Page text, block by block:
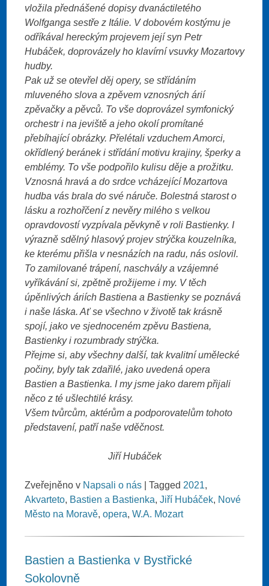
vložila přednášené dopisy dvanáctiletého
Wolfganga sestře z Itálie. V dobovém kostýmu je
odříkával hereckým projevem její syn Petr
Hubáček, doprovázely ho klavírní vsuvky Mozartovy
hudby.
Pak už se otevřel děj opery, se střídáním
mluveného slova a zpěvem vznosných árií
zpěvačky a pěvců. To vše doprovázel symfonický
orchestr i na jeviště a jeho okolí promítané
přebíhající obrázky. Přelétali vzduchem Amorci,
okřídlený beránek i střídání motivu krajiny, šperky a
emblémy. To vše podpořilo kulisu děje a prožitku.
Vznosná hravá a do srdce vcházející Mozartova
hudba vás brala do své náruče. Bolestná starost o
lásku a rozhořčení z nevěry milého s velkou
opravdovostí vyzpívala pěvkyně v roli Bastienky. I
výrazně sdělný hlasový projev strýčka kouzelníka,
ke kterému přišla v nesnázích na radu, nás oslovil.
To zamilované trápení, naschvály a vzájemné
vyříkávání si, zpětně prožijeme i my. V těch
úpěnlivých áriích Bastiena a Bastienky se poznává
i naše láska. Ať se všechno v životě tak krásně
spojí, jako ve sjednoceném zpěvu Bastiena,
Bastienky i rozumbrady strýčka.
Přejme si, aby všechny další, tak kvalitní umělecké
počiny, byly tak zdařilé, jako uvedená opera
Bastien a Bastienka. I my jsme jako darem přijali
něco z té ušlechtilé krásy.
Všem tvůrcům, aktérům a podporovatelům tohoto
představení, patří naše vděčnost.
Jiří Hubáček
Zveřejněno v Napsali o nás |Tagged 2021,
Akvarteto, Bastien a Bastienka,Jiří Hubáček, Nové
Město na Moravě,opera,W.A. Mozart
Bastien a Bastienka v Bystřické
Sokolovně